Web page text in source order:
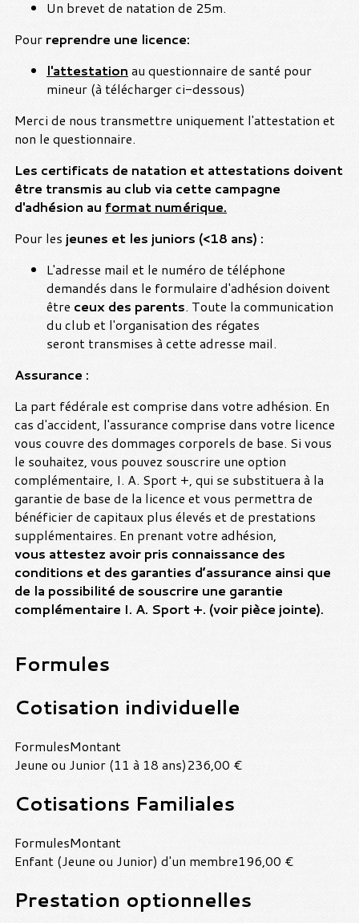
Un brevet de natation de 25m.
Pour reprendre une licence:
l'attestation au questionnaire de santé pour
mineur (à télécharger ci-dessous)
Merci de nous transmettre uniquement l'attestation et
non le questionnaire.
Les certificats de natation et attestations doivent
être transmis au club via cette campagne
d'adhésion au format numérique.
Pour les jeunes et les juniors (<18 ans) :
L'adresse mail et le numéro de téléphone
demandés dans le formulaire d'adhésion doivent
être ceux des parents. Toute la communication
du club et l'organisation des régates
seront transmises à cette adresse mail.
Assurance :
La part fédérale est comprise dans votre adhésion. En
cas d'accident, l'assurance comprise dans votre licence
vous couvre des dommages corporels de base. Si vous
le souhaitez, vous pouvez souscrire une option
complémentaire, I. A. Sport +, qui se substituera à la
garantie de base de la licence et vous permettra de
bénéficier de capitaux plus élevés et de prestations
supplémentaires. En prenant votre adhésion,
vous attestez avoir pris connaissance des
conditions et des garanties d’assurance ainsi que
de la possibilité de souscrire une garantie
complémentaire I. A. Sport +. (voir pièce jointe).
Formules
Cotisation individuelle
FormulesMontant
Jeune ou Junior (11 à 18 ans)236,00 €
Cotisations Familiales
FormulesMontant
Enfant (Jeune ou Junior) d'un membre196,00 €
Prestation optionnelles